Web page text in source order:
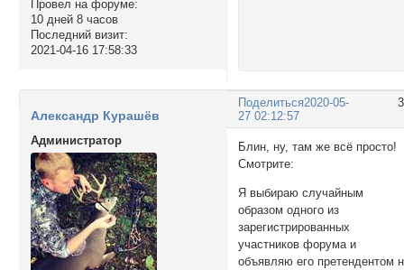
Провел на форуме:
10 дней 8 часов
Последний визит:
2021-04-16 17:58:33
Поделиться2020-05-
27 02:12:57
Александр Курашёв
Администратор
Блин, ну, там же всё просто!
Смотрите:
Я выбираю случайным
образом одного из
зарегистрированных
участников форума и
объявляю его претендентом